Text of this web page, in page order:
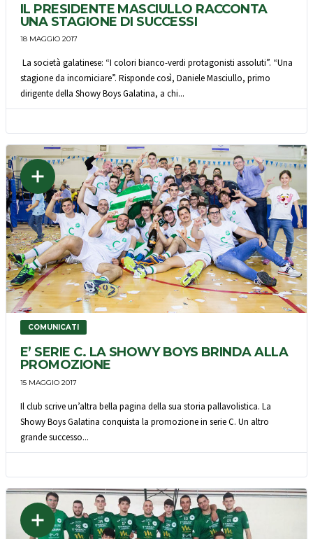
IL PRESIDENTE MASCIULLO RACCONTA
UNA STAGIONE DI SUCCESSI
18 MAGGIO 2017
La società galatinese: “I colori bianco-verdi protagonisti assoluti”. “Una
stagione da incorniciare”. Risponde così, Daniele Masciullo, primo
dirigente della Showy Boys Galatina, a chi...
COMUNICATI
E’ SERIE C. LA SHOWY BOYS BRINDA ALLA
PROMOZIONE
15 MAGGIO 2017
Il club scrive un’altra bella pagina della sua storia pallavolistica. La
Showy Boys Galatina conquista la promozione in serie C. Un altro
grande successo...